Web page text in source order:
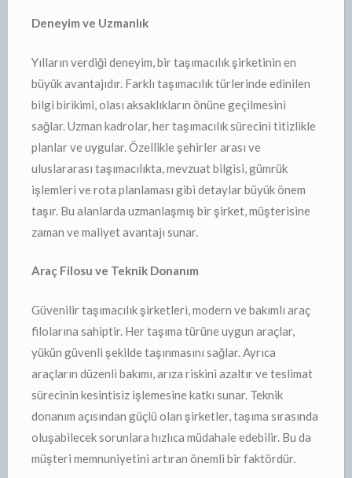
Deneyim ve Uzmanlık
Yılların verdiği deneyim, bir taşımacılık şirketinin en
büyük avantajıdır. Farklı taşımacılık türlerinde edinilen
bilgi birikimi, olası aksaklıkların önüne geçilmesini
sağlar. Uzman kadrolar, her taşımacılık sürecini titizlikle
planlar ve uygular. Özellikle şehirler arası ve
uluslararası taşımacılıkta, mevzuat bilgisi, gümrük
işlemleri ve rota planlaması gibi detaylar büyük önem
taşır. Bu alanlarda uzmanlaşmış bir şirket, müşterisine
zaman ve maliyet avantajı sunar.
Araç Filosu ve Teknik Donanım
Güvenilir taşımacılık şirketleri, modern ve bakımlı araç
filolarına sahiptir. Her taşıma türüne uygun araçlar,
yükün güvenli şekilde taşınmasını sağlar. Ayrıca
araçların düzenli bakımı, arıza riskini azaltır ve teslimat
sürecinin kesintisiz işlemesine katkı sunar. Teknik
donanım açısından güçlü olan şirketler, taşıma sırasında
oluşabilecek sorunlara hızlıca müdahale edebilir. Bu da
müşteri memnuniyetini artıran önemli bir faktördür.